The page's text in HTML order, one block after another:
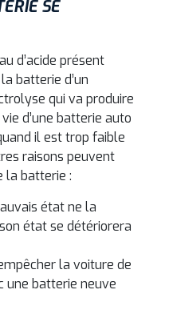
SE
d’acide présent
batterie d’un
qui va produire
d’une batterie auto
il est trop faible
raisons peuvent
la batterie :
état ne la
état se détériorera
la voiture de
une batterie neuve